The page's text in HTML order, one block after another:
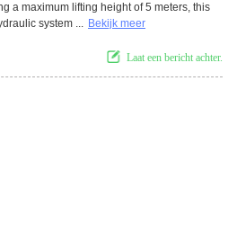
a maximum lifting height of 5 meters, this
system ... Bekijk meer
Laat een bericht achter.